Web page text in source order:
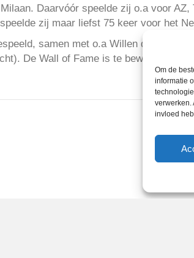
Om de
informatie
verwerken.
invloed
Daarvóór speelde zij o.a voor AZ,
zij maar liefst 75 keer voor het
samen met o.a Willen de Krijger,
De Wall of Fame is te bewonderen